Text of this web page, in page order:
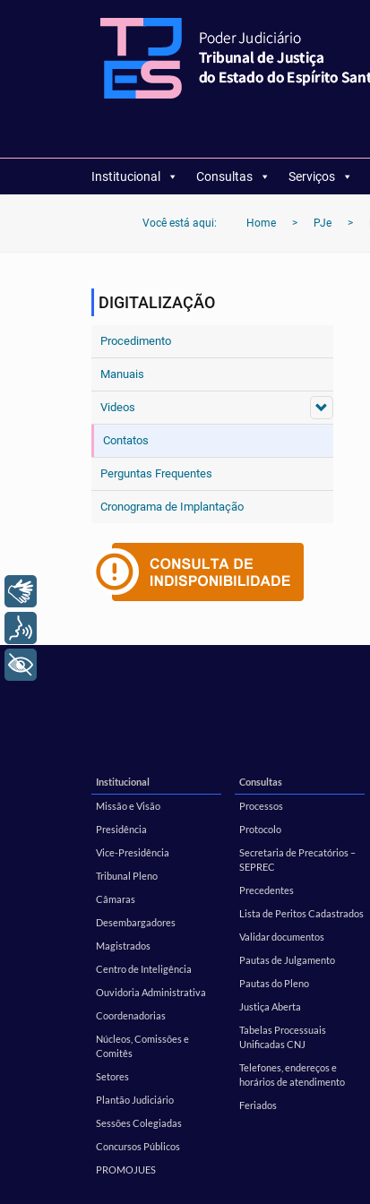
Institucional Consultas Serviços
Você está aqui: Home > PJe >
DIGITALIZAÇÃO
Procedimento
Manuais
Videos
Contatos
Perguntas Frequentes
Cronograma de Implantação
Institucional
Missão e Visão
Presidência
Vice-Presidência
Tribunal Pleno
Câmaras
Desembargadores
Magistrados
Centro de Inteligência
Ouvidoria Administrativa
Coordenadorias
Núcleos, Comissões e
Comitês
Setores
Plantão Judiciário
Sessões Colegiadas
Concursos Públicos
PROMOJUES
Consultas
Processos
Protocolo
Secretaria de Precatórios –
SEPREC
Precedentes
Lista de Peritos Cadastrados
Validar documentos
Pautas de Julgamento
Pautas do Pleno
Justiça Aberta
Tabelas Processuais
Unificadas CNJ
Telefones, endereços e
horários de atendimento
Feriados